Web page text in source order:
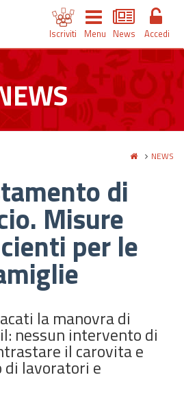
Iscriviti Menu News Accedi
NEWS
di
Misure
per le
la manovra di
nessun intervento di
il carovita e
di lavoratori e